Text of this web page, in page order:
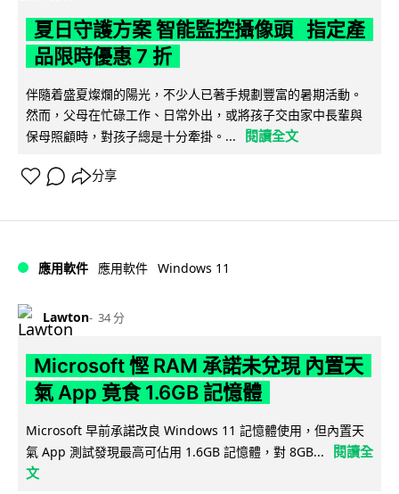
夏日守護方案 智能監控攝像頭 指定產
品限時優惠 7 折
伴隨着盛夏燦爛的陽光，不少人已著手規劃豐富的暑期活動。
然而，父母在忙碌工作、日常外出，或將孩子交由家中長輩與
保母照顧時，對孩子總是十分牽掛。...
閱讀全文
分享
應用軟件 應用軟件 Windows 11
Lawton 34 分
Microsoft 慳 RAM 承諾未兌現 內置天
氣 App 竟食 1.6GB 記憶體
Microsoft 早前承諾改良 Windows 11 記憶體使用，但內置天
氣 App 測試發現最高可佔用 1.6GB 記憶體，對 8GB...
閱讀全
文